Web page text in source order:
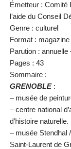
Émetteur : Comité
l’aide du Conseil
Genre : culturel
Format : magazine
Parution : annuelle
Pages : 43
Sommaire :
GRENOBLE:
– musée de
– centre national
d’histoire naturelle.
– musée Stendhal
Saint-Laurent de